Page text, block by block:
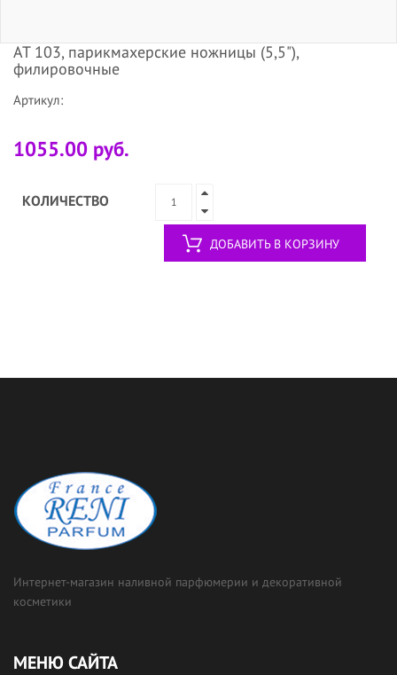
АТ 103, парикмахерские ножницы (5,5"),
филировочные
Артикул:
1055.00 руб.
КОЛИЧЕСТВО
ДОБАВИТЬ В КОРЗИНУ
Интернет-магазин наливной парфюмерии и декоративной
косметики
МЕНЮ САЙТА